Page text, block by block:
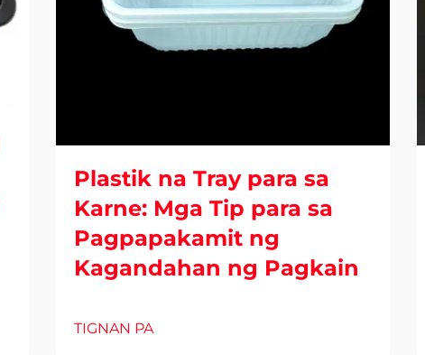
Plastik na Tray para sa
Karne: Mga Tip para sa
Pagpapakamit ng
Kagandahan ng Pagkain
TIGNAN PA